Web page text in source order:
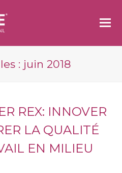
: juin 2018
REX: INNOVER
LA QUALITÉ
EN MILIEU